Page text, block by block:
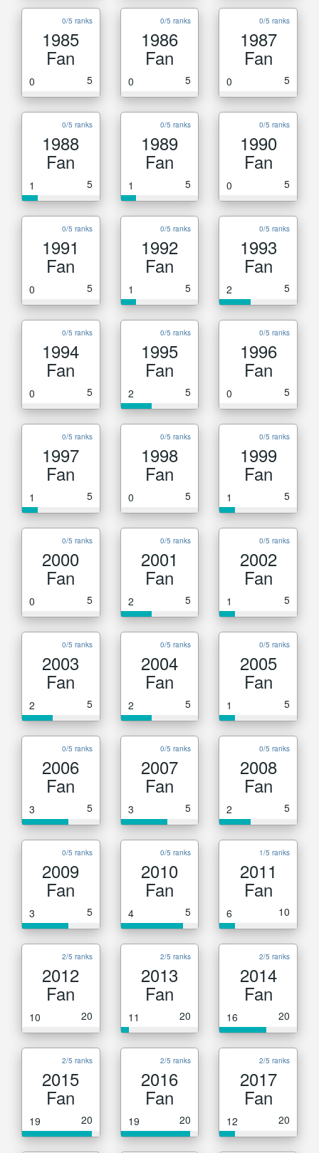
0/5 ranks
1985
Fan
0 5
0/5 ranks
1986
Fan
0 5
0/5 ranks
1987
Fan
0 5
0/5 ranks
1988
Fan
1 5
0/5 ranks
1989
Fan
1 5
0/5 ranks
1990
Fan
0 5
0/5 ranks
1991
Fan
0 5
0/5 ranks
1992
Fan
1 5
0/5 ranks
1993
Fan
2 5
0/5 ranks
1994
Fan
0 5
0/5 ranks
1995
Fan
2 5
0/5 ranks
1996
Fan
0 5
0/5 ranks
1997
Fan
1 5
0/5 ranks
1998
Fan
0 5
0/5 ranks
1999
Fan
1 5
0/5 ranks
2000
Fan
0 5
0/5 ranks
2001
Fan
2 5
0/5 ranks
2002
Fan
1 5
0/5 ranks
2003
Fan
2 5
0/5 ranks
2004
Fan
2 5
0/5 ranks
2005
Fan
1 5
0/5 ranks
2006
Fan
3 5
0/5 ranks
2007
Fan
3 5
0/5 ranks
2008
Fan
2 5
0/5 ranks
2009
Fan
3 5
0/5 ranks
2010
Fan
4 5
1/5 ranks
2011
Fan
6 10
2/5 ranks
2012
Fan
10 20
2/5 ranks
2013
Fan
11 20
2/5 ranks
2014
Fan
16 20
2/5 ranks
2015
Fan
19 20
2/5 ranks
2016
Fan
19 20
2/5 ranks
2017
Fan
12 20